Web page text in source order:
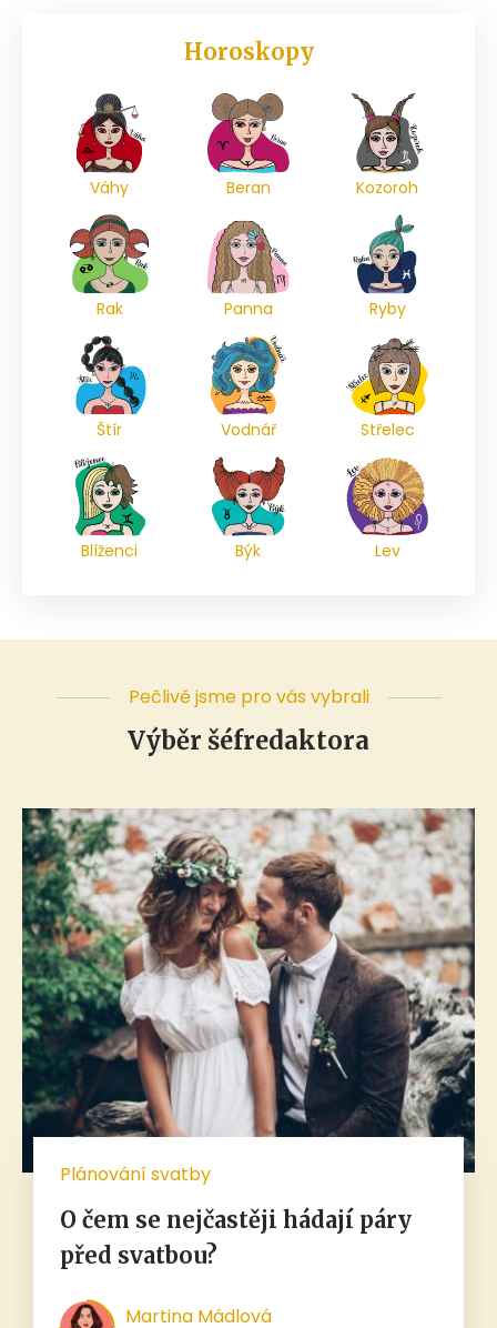
Horoskopy
Váhy Beran Kozoroh
Rak Panna Ryby
Štír Vodnář Střelec
Blíženci Býk Lev
Pečlivě jsme pro vás vybrali
Výběr šéfredaktora
Plánování svatby
O čem se nejčastěji hádají páry
před svatbou?
Martina Mádlová